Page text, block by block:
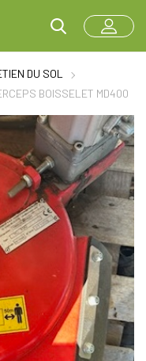
DU SOL
BOISSELET MD400